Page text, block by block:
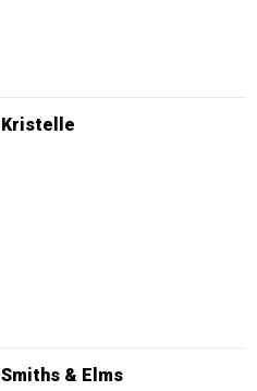
Kristelle
Smiths & Elms